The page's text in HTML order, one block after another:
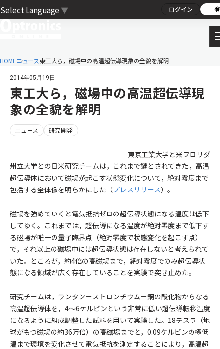
Select Language ▼ ログイン
HOMEニュース東工大ら，磁場中の高温超伝導現象の全貌を解明
2014年05月19日
東工大ら，磁場中の高温超伝導現
象の全貌を解明
ニュース 研究開発
東京工業大学と米フロリダ
州立大学との日米研究チームは，これまで謎とされてきた，高温
超伝導体において磁場が起こす状態変化について，絶対零度まで
包括する全体像を明らかにした（プレスリリース）。
磁場を強めていくと電気抵抗ゼロの超伝導状態になる温度は低下
してゆく。これまでは，超伝導になる温度が絶対零度まで低下す
る磁場が唯一の量子臨界点（絶対零度で状態変化を起こす点）
で，それ以上の磁場中には超伝導状態は存在しないと考えられて
いた。ところが，約4倍の高磁場まで，絶対零度でのみ超伝導状
態になる領域が広く存在していることを実験で突き止めた。
研究チームは，ランタン－ストロンチウム－銅の酸化物からなる
高温超伝導体を，4～6ケルビンという非常に低い超伝導転移温度
になるように組成調整した試料を用いて実験した。18テスラ（地
球がもつ磁場の約36万倍）の高磁場までと，0.09ケルビンの極低
温まで環境を変化させて電気抵抗を測定することにより，高温超